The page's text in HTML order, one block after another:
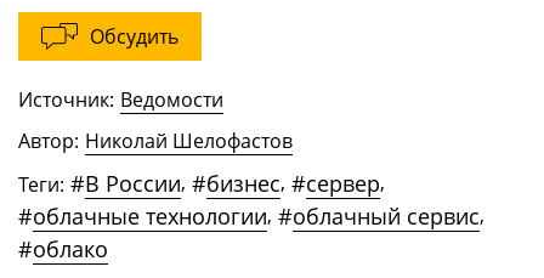
Обсудить
Источник: Ведомости
Автор: Николай Шелофастов
Теги: #В России, #бизнес, #сервер,
#облачные технологии, #облачный сервис,
#облако